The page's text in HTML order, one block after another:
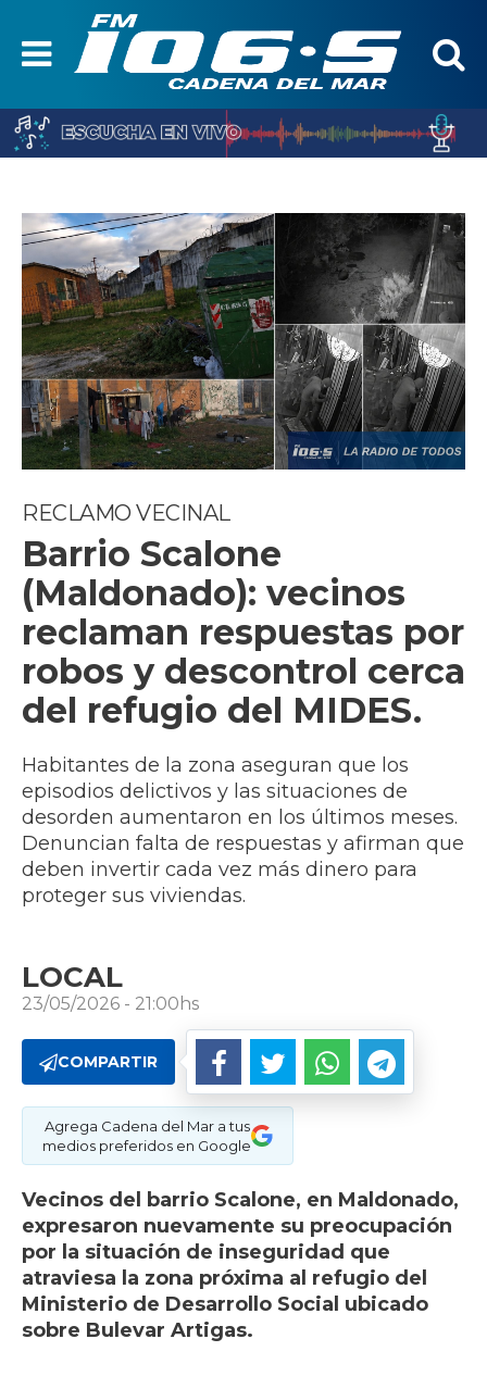
RECLAMO VECINAL
Barrio Scalone
(Maldonado): vecinos
reclaman respuestas por
robos y descontrol cerca
del refugio del MIDES.
Habitantes de la zona aseguran que los
episodios delictivos y las situaciones de
desorden aumentaron en los últimos meses.
Denuncian falta de respuestas y afirman que
deben invertir cada vez más dinero para
proteger sus viviendas.
LOCAL
23/05/2026 - 21:00hs
COMPARTIR
Agrega Cadena del Mar a tus
medios preferidos en Google
Vecinos del barrio Scalone, en Maldonado,
expresaron nuevamente su preocupación
por la situación de inseguridad que
atraviesa la zona próxima al refugio del
Ministerio de Desarrollo Social ubicado
sobre Bulevar Artigas.